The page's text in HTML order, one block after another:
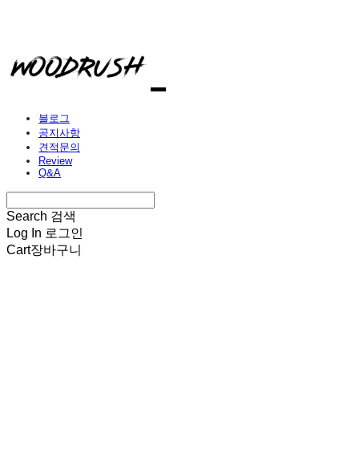
블로그
공지사항
견적문의
Review
Q&A
Search 검색
Log In 로그인
Cart장바구니